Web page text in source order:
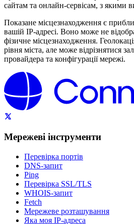
сайтам та онлайн-сервісам, з якими
Показане місцезнаходження є
вашій IP-адресі. Воно може не
фізичне місцезнаходження.
рівня міста, але може відрізнятися
провайдера та конфігурації мережі.
Мережеві інструменти
Перевірка портів
DNS-запит
Ping
Перевірка SSL/TLS
WHOIS-запит
Fetch
Мережеве розташування
Яка моя IP-адреса